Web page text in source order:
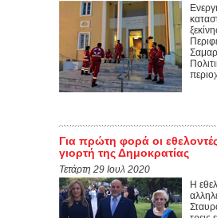
Για πρώτη φορά οι
γιορτή της Δημοκρατίας
Τετάρτη 29 Ιουλ 2020
Η